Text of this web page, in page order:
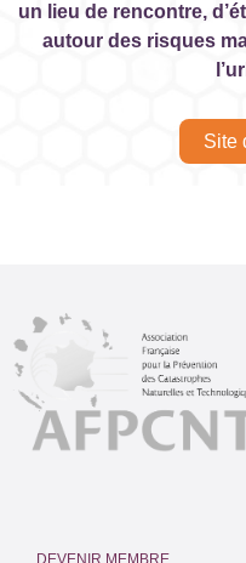
un lieu de rencontre,
autour des risques
Site
DEVENIR MEMBRE